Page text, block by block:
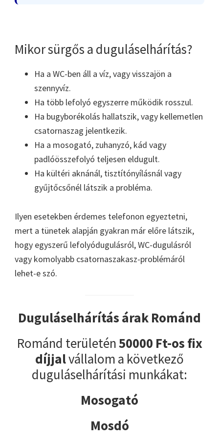
Mikor sürgős a duguláselhárítás?
Ha a WC-ben áll a víz, vagy visszajön a
szennyvíz.
Ha több lefolyó egyszerre működik rosszul.
Ha bugyborékolás hallatszik, vagy kellemetlen
csatornaszag jelentkezik.
Ha a mosogató, zuhanyzó, kád vagy
padlóösszefolyó teljesen eldugult.
Ha kültéri aknánál, tisztítónyílásnál vagy
gyűjtőcsőnél látszik a probléma.
Ilyen esetekben érdemes telefonon egyeztetni,
mert a tünetek alapján gyakran már előre látszik,
hogy egyszerű lefolyódugulásról, WC-dugulásról
vagy komolyabb csatornaszakasz-problémáról
lehet-e szó.
Duguláselhárítás árak Románd
Románd területén50000 Ft-os fix
díjjalvállalom a következő
duguláselhárítási munkákat:
Mosogató
Mosdó